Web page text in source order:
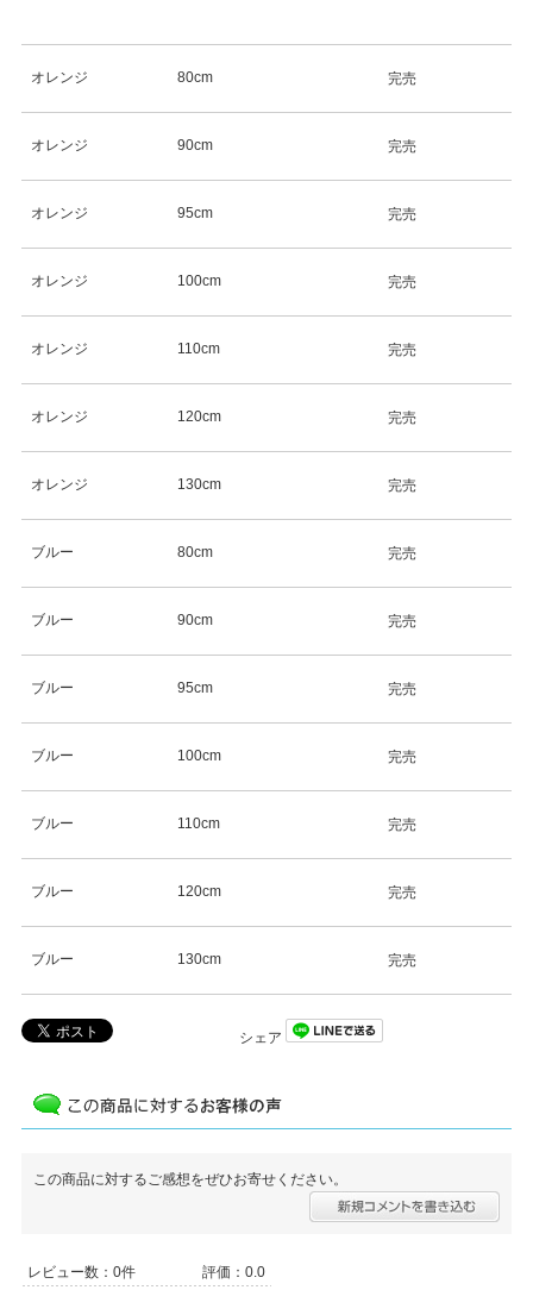
オレンジ 80cm 完売
オレンジ 90cm 完売
オレンジ 95cm 完売
オレンジ 100cm 完売
オレンジ 110cm 完売
オレンジ 120cm 完売
オレンジ 130cm 完売
ブルー 80cm 完売
ブルー 90cm 完売
ブルー 95cm 完売
ブルー 100cm 完売
ブルー 110cm 完売
ブルー 120cm 完売
ブルー 130cm 完売
シェア
この商品に対するご感想をぜひお寄せください。
レビュー数：0件 評価：0.0